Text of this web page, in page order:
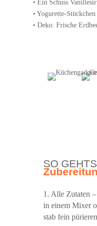
• Ein Schuss
• Yogu­ret­te-Stück­chen
• Deko: Fri­sche
SO
1. Alle Zuta­ten
in einem Mixer
stab fein